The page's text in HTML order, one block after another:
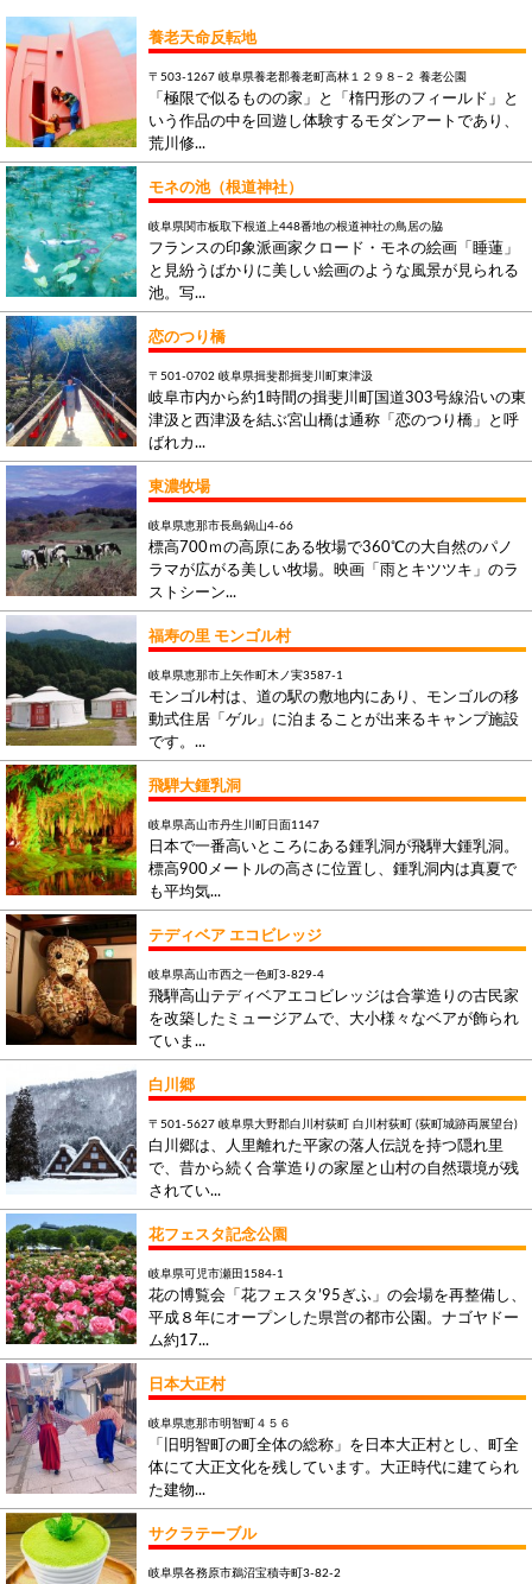
養老天命反転地
〒503-1267 岐阜県養老郡養老町高林１２９８−２ 養老公園
「極限で似るものの家」と「楕円形のフィールド」と
いう作品の中を回遊し体験するモダンアートであり、
荒川修...
モネの池（根道神社）
岐阜県関市板取下根道上448番地の根道神社の鳥居の脇
フランスの印象派画家クロード・モネの絵画「睡蓮」
と見紛うばかりに美しい絵画のような風景が見られる
池。写...
恋のつり橋
〒501-0702 岐阜県揖斐郡揖斐川町東津汲
岐阜市内から約1時間の揖斐川町国道303号線沿いの東
津汲と西津汲を結ぶ宮山橋は通称「恋のつり橋」と呼
ばれカ...
東濃牧場
岐阜県恵那市長島鍋山4-66
標高700ｍの高原にある牧場で360℃の大自然のパノ
ラマが広がる美しい牧場。映画「雨とキツツキ」のラ
ストシーン...
福寿の里 モンゴル村
岐阜県恵那市上矢作町木ノ実3587-1
モンゴル村は、道の駅の敷地内にあり、モンゴルの移
動式住居「ゲル」に泊まることが出来るキャンプ施設
です。...
飛騨大鍾乳洞
岐阜県高山市丹生川町日面1147
日本で一番高いところにある鍾乳洞が飛騨大鍾乳洞。
標高900メートルの高さに位置し、鍾乳洞内は真夏で
も平均気...
テディベア エコビレッジ
岐阜県高山市西之一色町3-829-4
飛騨高山テディベアエコビレッジは合掌造りの古民家
を改築したミュージアムで、大小様々なベアが飾られ
ていま...
白川郷
〒501-5627 岐阜県大野郡白川村荻町 白川村荻町 (荻町城跡両展望台)
白川郷は、人里離れた平家の落人伝説を持つ隠れ里
で、昔から続く合掌造りの家屋と山村の自然環境が残
されてい...
花フェスタ記念公園
岐阜県可児市瀬田1584-1
花の博覧会「花フェスタ’95ぎふ」の会場を再整備し、
平成８年にオープンした県営の都市公園。ナゴヤドー
ム約17...
日本大正村
岐阜県恵那市明智町４５６
「旧明智町の町全体の総称」を日本大正村とし、町全
体にて大正文化を残しています。大正時代に建てられ
た建物...
サクラテーブル
岐阜県各務原市鵜沼宝積寺町3-82-2